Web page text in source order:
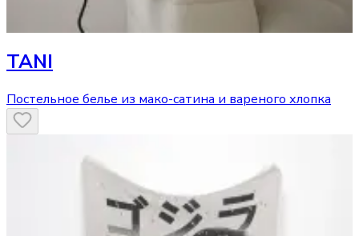
TANI
Постельное белье из мако-сатина и вареного хлопка